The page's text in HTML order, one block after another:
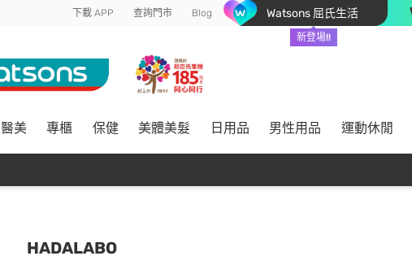
下載 APP 查詢門市 Blog Watsons 屈氏生活
新登場!!
醫美 專櫃 保健 美體美髮 日用品 男性用品 運動休閒
HADALABO